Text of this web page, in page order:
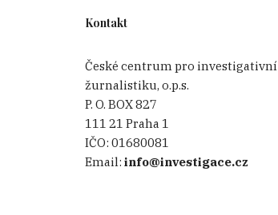
Kontakt
České centrum pro investigativní
žurnalistiku, o.p.s.
P. O. BOX 827
111 21 Praha 1
IČO: 01680081
Email: info@investigace.cz